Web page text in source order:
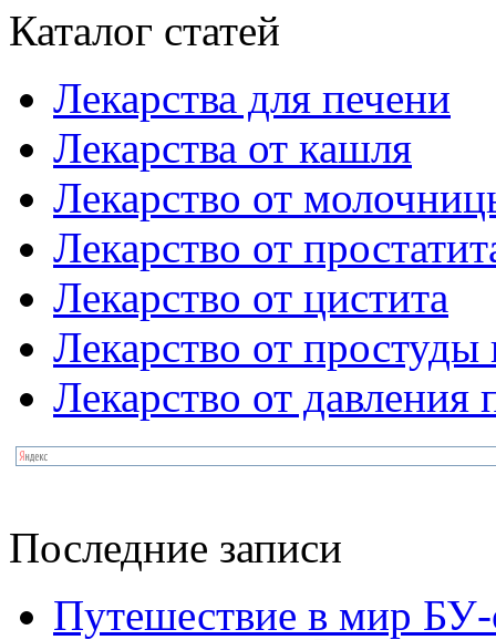
Каталог статей
Лекарства для печени
Лекарства от кашля
Лекарство от
Лекарство от
Лекарство от цистита
Лекарство от простуды
Лекарство от
Последние записи
Путешествие в мир